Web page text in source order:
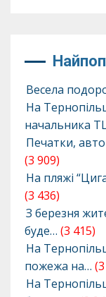
Весела
На
начальника
Печатки,
(3 909)
На пляжі
(3 436)
З березня
буде… (3 415)
На
пожежа на…
На